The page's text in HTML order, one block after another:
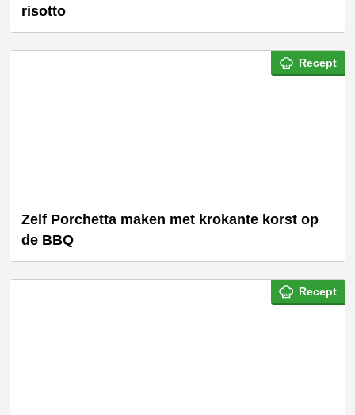
risotto
Recept
Zelf Porchetta maken met krokante korst op
de BBQ
Recept